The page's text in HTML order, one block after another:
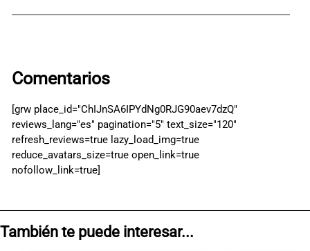
Comentarios
[grw place_id="ChIJnSA6IPYdNg0RJG90aev7dzQ"
reviews_lang="es" pagination="5" text_size="120"
refresh_reviews=true lazy_load_img=true
reduce_avatars_size=true open_link=true
nofollow_link=true]
También te puede interesar...